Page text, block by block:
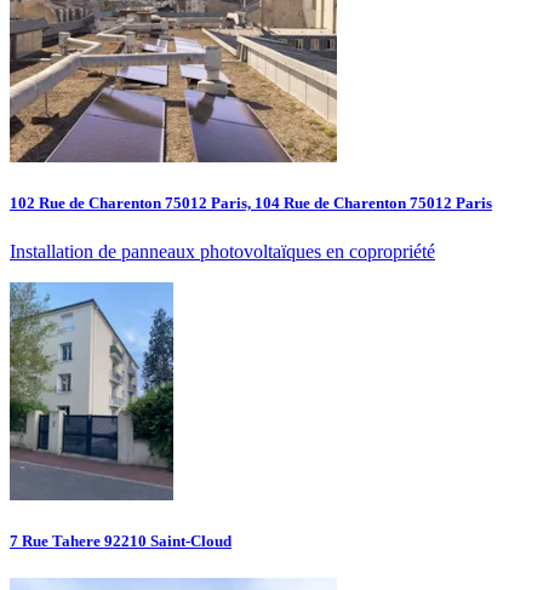
102 Rue de Charenton 75012 Paris, 104 Rue de Charenton 75012 Paris
Installation de panneaux photovoltaïques en copropriété
7 Rue Tahere 92210 Saint-Cloud